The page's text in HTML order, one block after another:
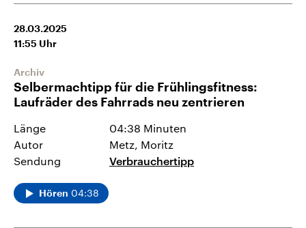
28.03.2025
11:55 Uhr
Archiv
Selbermachtipp für die Frühlingsfitness:
Laufräder des Fahrrads neu zentrieren
Länge
04:38 Minuten
Autor
Metz, Moritz
Sendung
Verbrauchertipp
Hören 04:38